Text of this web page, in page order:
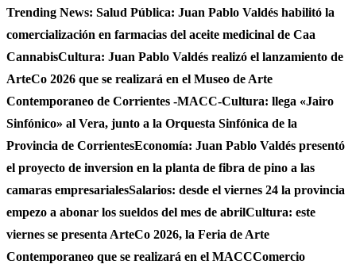
Trending News: Salud Pública: Juan Pablo Valdés habilitó la
comercialización en farmacias del aceite medicinal de Caa
CannabisCultura: Juan Pablo Valdés realizó el lanzamiento de
ArteCo 2026 que se realizará en el Museo de Arte
Contemporaneo de Corrientes -MACC-Cultura: llega «Jairo
Sinfónico» al Vera, junto a la Orquesta Sinfónica de la
Provincia de CorrientesEconomía: Juan Pablo Valdés presentó
el proyecto de inversion en la planta de fibra de pino a las
camaras empresarialesSalarios: desde el viernes 24 la provincia
empezo a abonar los sueldos del mes de abrilCultura: este
viernes se presenta ArteCo 2026, la Feria de Arte
Contemporaneo que se realizará en el MACCComercio